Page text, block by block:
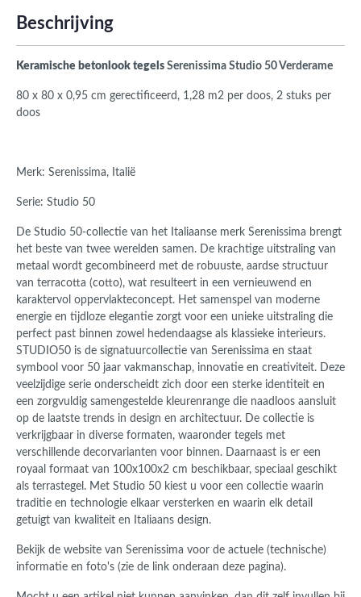
Beschrijving
Keramische betonlook tegels Serenissima Studio 50 Verderame
80 x 80 x 0,95 cm gerectificeerd, 1,28 m2 per doos, 2 stuks per
doos
Merk: Serenissima, Italië
Serie: Studio 50
De Studio 50-collectie van het Italiaanse merk Serenissima brengt
het beste van twee werelden samen. De krachtige uitstraling van
metaal wordt gecombineerd met de robuuste, aardse structuur
van terracotta (cotto), wat resulteert in een vernieuwend en
karaktervol oppervlakteconcept. Het samenspel van moderne
energie en tijdloze elegantie zorgt voor een unieke uitstraling die
perfect past binnen zowel hedendaagse als klassieke interieurs.
STUDIO50 is de signatuurcollectie van Serenissima en staat
symbool voor 50 jaar vakmanschap, innovatie en creativiteit. Deze
veelzijdige serie onderscheidt zich door een sterke identiteit en
een zorgvuldig samengestelde kleurenrange die naadloos aansluit
op de laatste trends in design en architectuur. De collectie is
verkrijgbaar in diverse formaten, waaronder tegels met
verschillende decorvarianten voor binnen. Daarnaast is er een
royaal formaat van 100x100x2 cm beschikbaar, speciaal geschikt
als terrastegel. Met Studio 50 kiest u voor een collectie waarin
traditie en technologie elkaar versterken en waarin elk detail
getuigt van kwaliteit en Italiaans design.
Bekijk de website van Serenissima voor de actuele (technische)
informatie en foto's (zie de link onderaan deze pagina).